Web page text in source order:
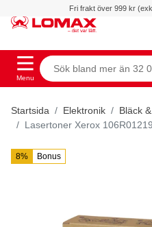
Fri frakt över 999 kr
Menu
Startsida Elektronik
Bläck
Lasertoner Xerox
8% Bonus